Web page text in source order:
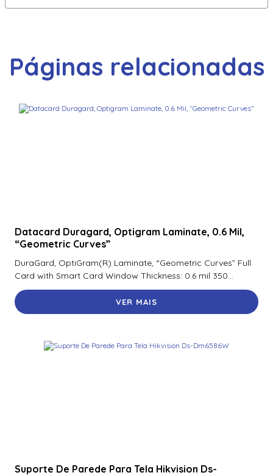
Páginas relacionadas
Datacard Duragard, Optigram Laminate, 0.6 Mil,
“Geometric Curves”
DuraGard, OptiGram(R) Laminate, “Geometric Curves” Full
Card with Smart Card Window Thickness: 0.6 mil 350...
VER MAIS
Suporte De Parede Para Tela Hikvision Ds-